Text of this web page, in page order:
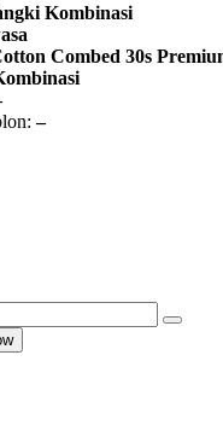
Kombinasi
Combed 30s
–